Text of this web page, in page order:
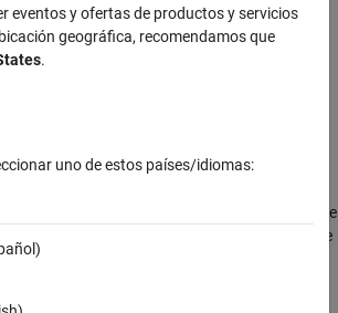
de Fourier en 2D
página
de
un algoritmo de la transformada rápida de
a calcular
multidimensional,
eventos y ofertas de productos y servicios
geográfica, recomendamos que
.
uno de estos países/idiomas: